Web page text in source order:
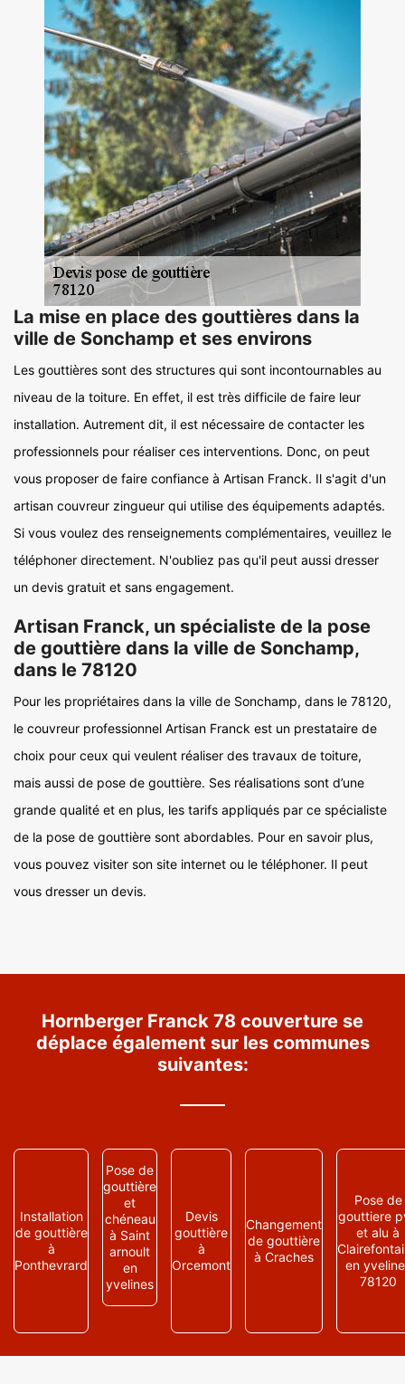
La mise en place des gouttières dans la
ville de Sonchamp et ses environs
Les gouttières sont des structures qui sont incontournables au
niveau de la toiture. En effet, il est très difficile de faire leur
installation. Autrement dit, il est nécessaire de contacter les
professionnels pour réaliser ces interventions. Donc, on peut
vous proposer de faire confiance à Artisan Franck. Il s'agit d'un
artisan couvreur zingueur qui utilise des équipements adaptés.
Si vous voulez des renseignements complémentaires, veuillez le
téléphoner directement. N'oubliez pas qu'il peut aussi dresser
un devis gratuit et sans engagement.
Artisan Franck, un spécialiste de la pose
de gouttière dans la ville de Sonchamp,
dans le 78120
Pour les propriétaires dans la ville de Sonchamp, dans le 78120,
le couvreur professionnel Artisan Franck est un prestataire de
choix pour ceux qui veulent réaliser des travaux de toiture,
mais aussi de pose de gouttière. Ses réalisations sont d’une
grande qualité et en plus, les tarifs appliqués par ce spécialiste
de la pose de gouttière sont abordables. Pour en savoir plus,
vous pouvez visiter son site internet ou le téléphoner. Il peut
vous dresser un devis.
Hornberger Franck 78 couverture se
déplace également sur les communes
suivantes:
Installation
de gouttière
à
Ponthevrard
Pose de
gouttière
et
chéneau
à Saint
arnoult
en
yvelines
Devis
gouttière
à
Orcemont
Changement
de gouttière
à Craches
Pose de
gouttiere
et alu à
en
78120